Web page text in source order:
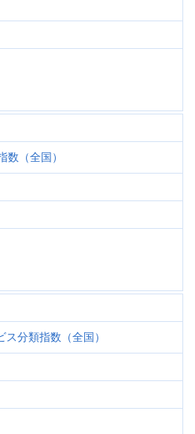
数（全国）
分類指数（全国）